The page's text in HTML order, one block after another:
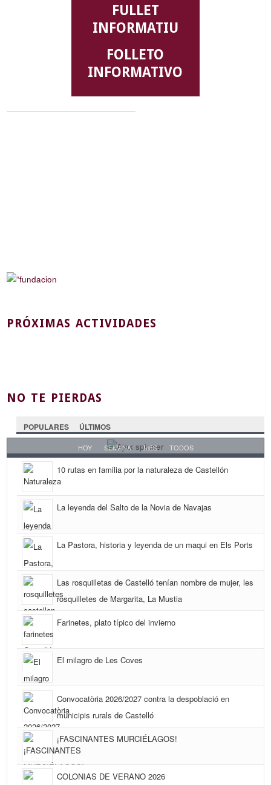
FULLET
INFORMATIU
FOLLETO
INFORMATIVO
PRÓXIMAS ACTIVIDADES
NO TE PIERDAS
POPULARES ÚLTIMOS
HOY SEMANA MES TODOS
10 rutas en familia por la naturaleza de Castellón
La leyenda del Salto de la Novia de Navajas
La Pastora, historia y leyenda de un maqui en Els Ports
Las rosquilletas de Castelló tenían nombre de mujer, les
rosquilletes de Margarita, La Mustia
Farinetes, plato típico del invierno
El milagro de Les Coves
Convocatòria 2026/2027 contra la despoblació en
municipis rurals de Castelló
¡FASCINANTES MURCIÉLAGOS!
COLONIAS DE VERANO 2026